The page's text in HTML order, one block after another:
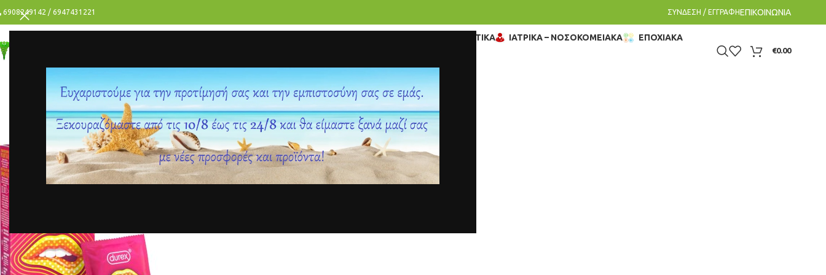
6908249142 / 6947431221 ΣΥΝΔΕΣΗ / ΕΓΓΡΑΦΗΕΠΙΚΟΙΝΩΝΙΑ
ΔΙΑΓΝΩΣΤΙΚΑ ΙΑΤΡΙΚΑ – ΝΟΣΟΚΟΜΕΙΑΚΑ ΕΠΟΧΙΑΚΑ
€0.00
Δημοσιεύτηκε από parafarmakeioΕνεργό 27 Μαΐου, 2023 0